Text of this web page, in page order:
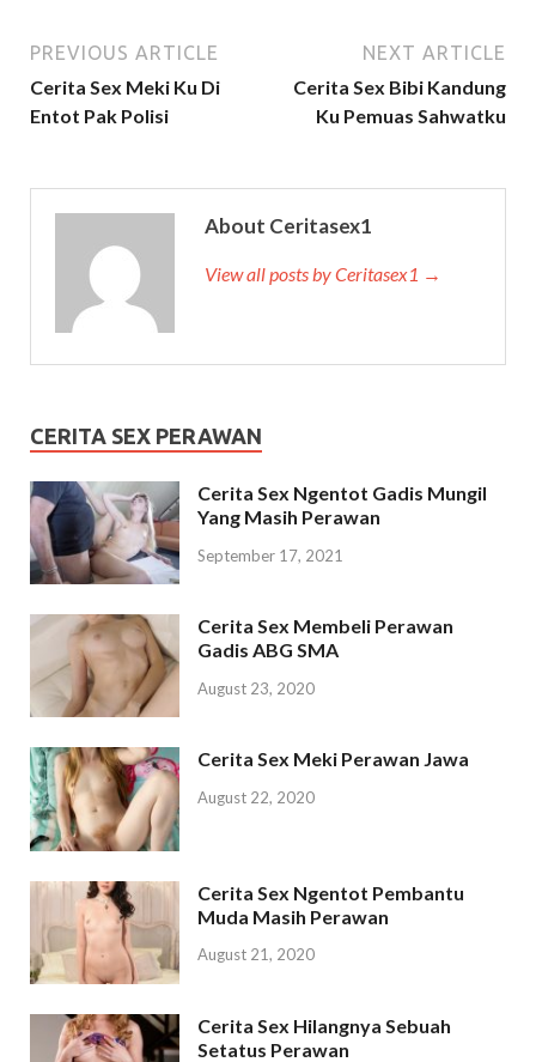
PREVIOUS ARTICLE
Cerita Sex Meki Ku Di
Entot Pak Polisi
NEXT ARTICLE
Cerita Sex Bibi Kandung
Ku Pemuas Sahwatku
About Ceritasex1
View all posts by Ceritasex1 →
CERITA SEX PERAWAN
Cerita Sex Ngentot Gadis Mungil
Yang Masih Perawan
September 17, 2021
Cerita Sex Membeli Perawan
Gadis ABG SMA
August 23, 2020
Cerita Sex Meki Perawan Jawa
August 22, 2020
Cerita Sex Ngentot Pembantu
Muda Masih Perawan
August 21, 2020
Cerita Sex Hilangnya Sebuah
Setatus Perawan